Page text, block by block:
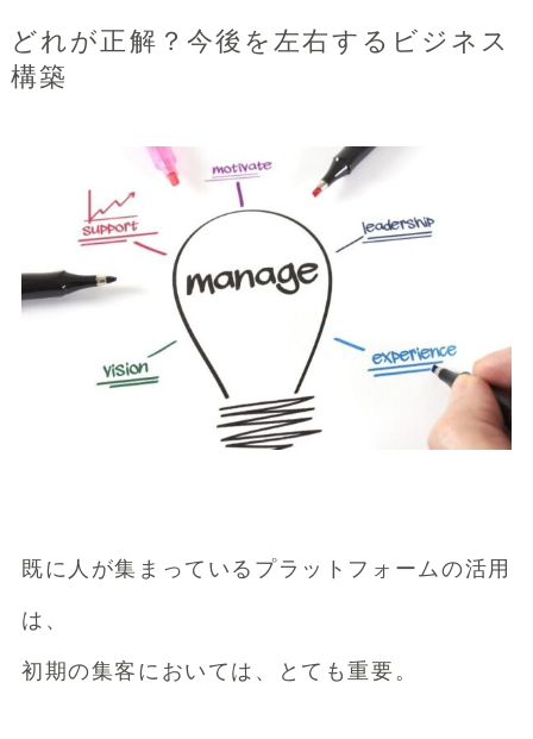
どれが正解？今後を左右するビジネス
構築
既に人が集まっているプラットフォームの活用
は、
初期の集客においては、とても重要。